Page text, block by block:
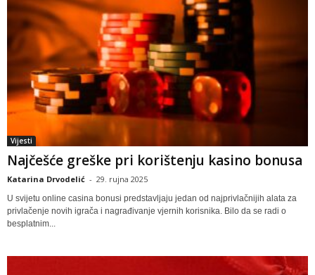
Vijesti
Najčešće greške pri korištenju kasino bonusa
Katarina Drvodelić - 29. rujna 2025
U svijetu online casina bonusi predstavljaju jedan od najprivlačnijih alata za
privlačenje novih igrača i nagrađivanje vjernih korisnika. Bilo da se radi o
besplatnim...